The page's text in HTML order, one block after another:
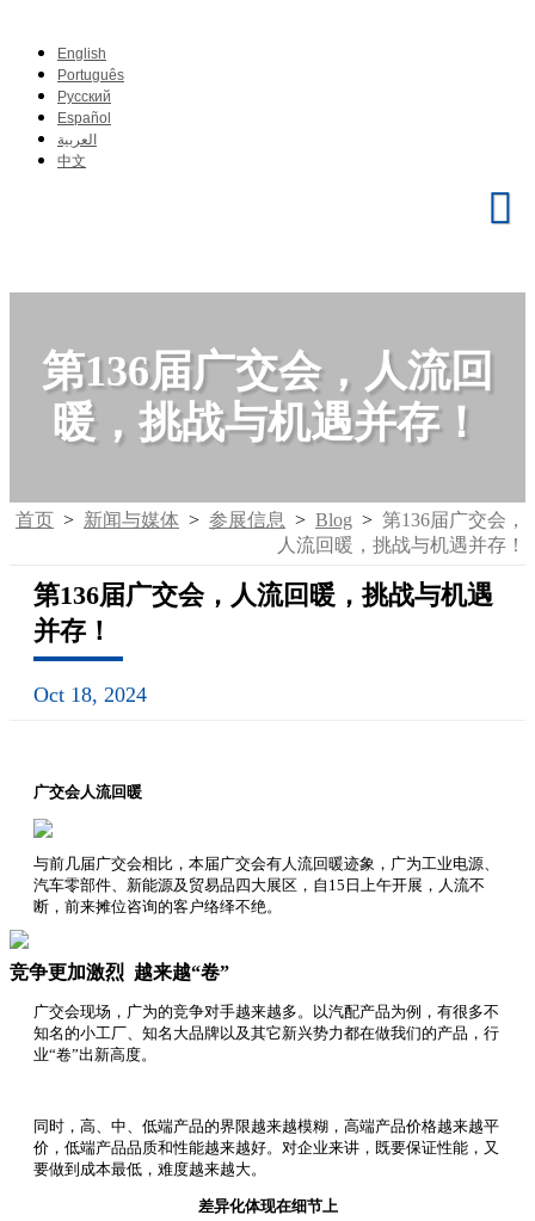
English
Português
Pусский
Español
العربية
中文
第136届广交会，人流回
暖，挑战与机遇并存！
首页 > 新闻与媒体 > 参展信息 > Blog > 第136届广交会，
人流回暖，挑战与机遇并存！
第136届广交会，人流回暖，挑战与机遇
并存！
Oct 18, 2024
广交会人流回暖
与前几届广交会相比，本届广交会有人流回暖迹象，广为工业电源、
汽车零部件、新能源及贸易品四大展区，自15日上午开展，人流不
断，前来摊位咨询的客户络绎不绝。
竞争更加激烈 越来越“卷”
广交会现场，广为的竞争对手越来越多。以汽配产品为例，有很多不
知名的小工厂、知名大品牌以及其它新兴势力都在做我们的产品，行
业“卷”出新高度。
同时，高、中、低端产品的界限越来越模糊，高端产品价格越来越平
价，低端产品品质和性能越来越好。对企业来讲，既要保证性能，又
要做到成本最低，难度越来越大。
差异化体现在细节上